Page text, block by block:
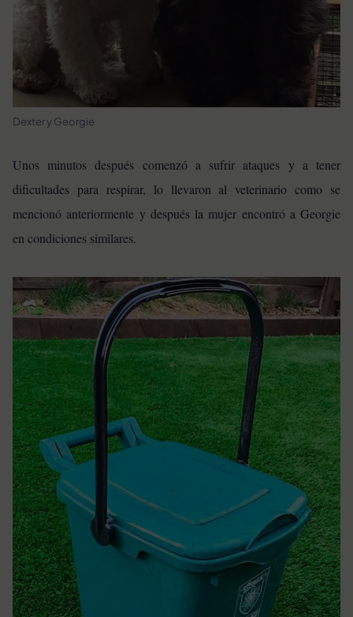
Dexter y Georgie
Unos minutos después comenzó a sufrir ataques y a tener
dificultades para respirar, lo llevaron al veterinario como se
mencionó anteriormente y después la mujer encontró a Georgie
en condiciones similares.